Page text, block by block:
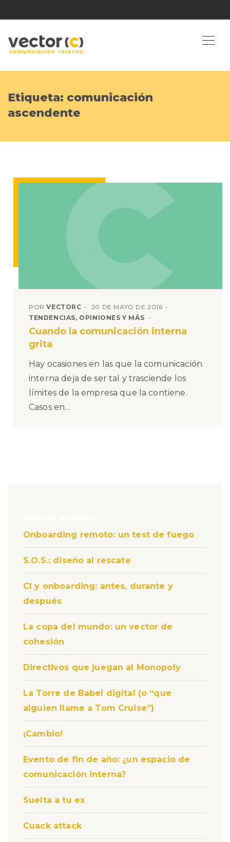
Etiqueta: comunicación
ascendente
PORVECTORC
20 DE MAYO DE 2016
TENDENCIAS, OPINIONES Y MÁS
Cuando la comunicación interna
grita
Hay ocasiones en las que la comunicación
interna deja de ser tal y trasciende los
límites de la empresa que la contiene.
Casos en...
Onboarding remoto: un test de fuego
S.O.S.: diseño al rescate
CI y onboarding: antes, durante y
después
La copa del mundo: un vector de
cohesión
Directivos que juegan al Monopoly
La Torre de Babel digital (o “que
alguien llame a Tom Cruise”)
¡Cambio!
Evento de fin de año: ¿un espacio de
comunicación interna?
Suelta a tu ex
Cuack attack